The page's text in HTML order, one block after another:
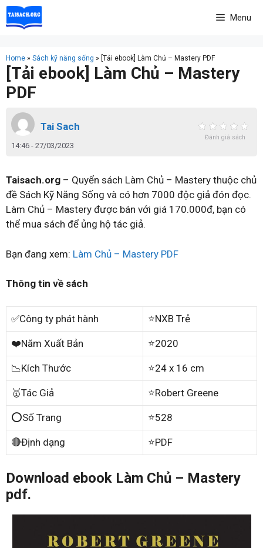
Skip
to
Menu
Home » Sách kỹ năng sống » [Tải ebook] Làm Chủ – Mastery PDF
[Tải ebook] Làm Chủ – Mastery
PDF
Tai Sach
14:46 - 27/03/2023
Đánh giá sách
Taisach.org – Quyển sách Làm Chủ – Mastery thuộc chủ
đề Sách Kỹ Năng Sống và có hơn 7000 độc giả đón đọc.
Làm Chủ – Mastery được bán với giá 170.000đ, bạn có
thể mua sách để ủng hộ tác giả.
Bạn đang xem: Làm Chủ – Mastery PDF
Thông tin về sách
✅Công ty phát hành ⭐NXB Trẻ
❤️Năm Xuất Bản ⭐2020
📉Kích Thước ⭐24 x 16 cm
🥇Tác Giả ⭐Robert Greene
⭕Số Trang ⭐528
🔴Định dạng ⭐PDF
Download ebook Làm Chủ – Mastery
pdf.